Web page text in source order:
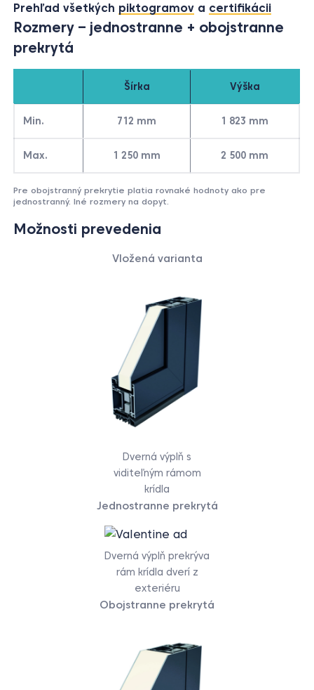
Prehľad všetkých piktogramov a certifikácii
Rozmery – jednostranne + obojstranne
prekrytá
Šírka Výška
Min. 712 mm 1 823 mm
Max. 1 250 mm 2 500 mm
Pre obojstranný prekrytie platia rovnaké hodnoty ako pre
jednostranný. Iné rozmery na dopyt.
Možnosti prevedenia
Vložená varianta
Dverná výplň s
viditeľným rámom
krídla
Jednostranne prekrytá
Dverná výplň prekrýva
rám krídla dverí z
exteriéru
Obojstranne prekrytá